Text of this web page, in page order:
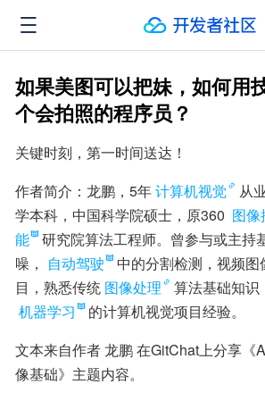
如果美图可以把妹，如何用
个会拍照的程序员？
关键时刻，第一时间送达！
作者简介：龙鹏，5年计算机视觉
从
学本科，中国科学院硕士，原360 图像
能
研究院算法工程师。曾参与或主持
噪， 自动驾驶
中的分割检测，视频
目，熟悉传统 图像处理
算法基础知识
机器学习
的计算机视觉项目经验。
文本来自作者 龙鹏 在GitChat上分享《
像基础》主题内容。